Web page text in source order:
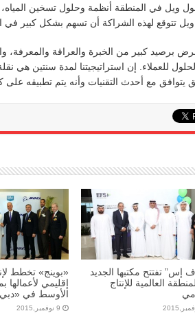
ويل في المنطقة أنظمة وحلول تسخين
تتوقع لهذه الشراكة أن تسهم بشكل كبير في النمو
كبير من الخبرة والعراقة والمعرفة،
للعملاء. إن استراتيجيتنا لمدة سنتين هي
مع أحدث التقنيات وأنه يتم تطبيقه على
إس” تفتتح مكتبها الجديد
العالمية للإنتاج
«بوينج» تخطط
إقليمي
الأوسط في
9 نوفمبر,2015